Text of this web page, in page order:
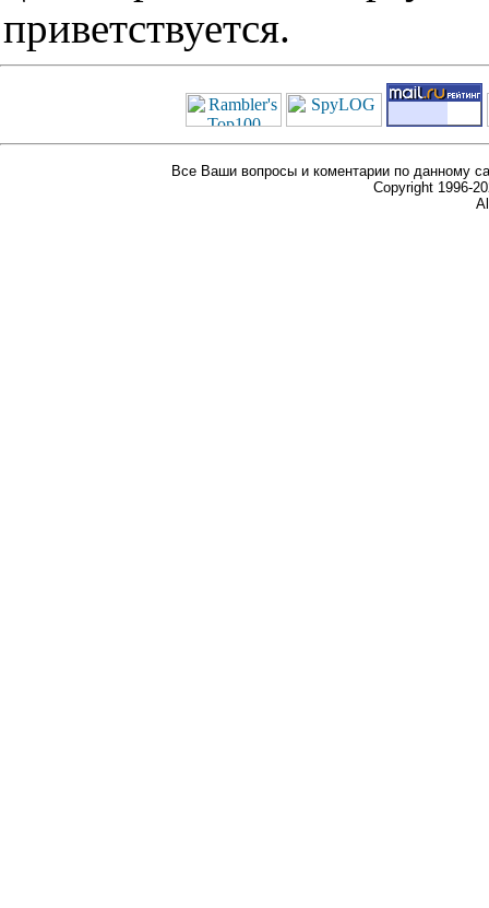
приветствуется.
Все Ваши вопросы и коментарии по данному
Copyright 1996-